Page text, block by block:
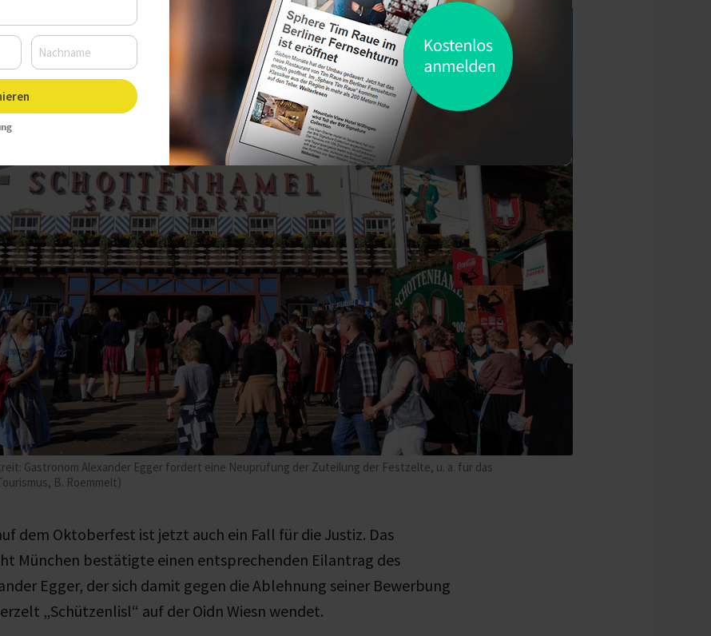
Gastronom Alexander Egger fordert eine Neuprüfung der Zuteilung der Festzelte, u. a. für das
B. Roemmelt)
dem Oktoberfest ist jetzt auch ein Fall für die Justiz. Das
München bestätigte einen entsprechenden Eilantrag des
Egger, der sich damit gegen die Ablehnung seiner Bewerbung
„Schützenlisl“ auf der Oidn Wiesn wendet.